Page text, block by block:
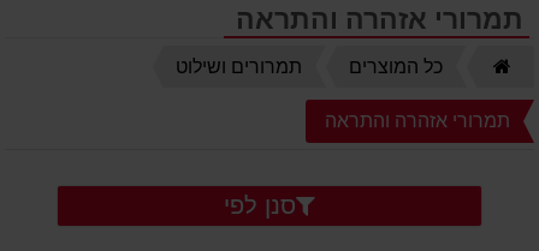
תמרורי אזהרה והתראה
כל המוצרים תמרורים ושילוט
תמרורי אזהרה והתראה
סנן לפי